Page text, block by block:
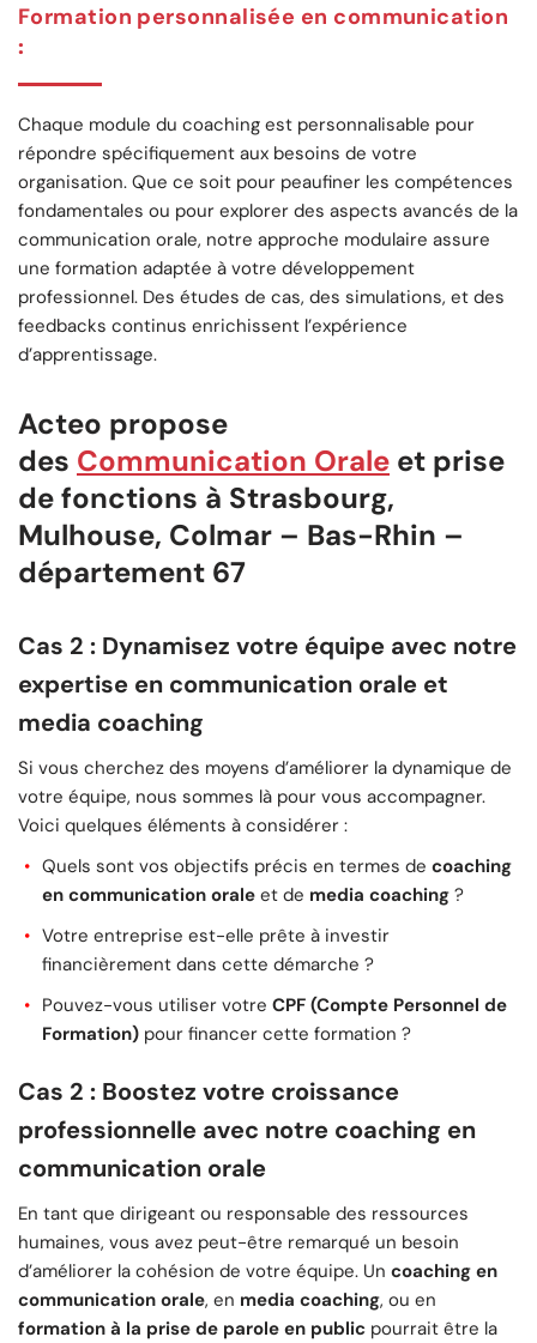
Formation personnalisée en communication
:
Chaque module du coaching est personnalisable pour
répondre spécifiquement aux besoins de votre
organisation. Que ce soit pour peaufiner les compétences
fondamentales ou pour explorer des aspects avancés de la
communication orale, notre approche modulaire assure
une formation adaptée à votre développement
professionnel. Des études de cas, des simulations, et des
feedbacks continus enrichissent l’expérience
d’apprentissage.
Acteo propose
des Communication Orale et prise
de fonctions à Strasbourg,
Mulhouse, Colmar – Bas-Rhin –
département 67
Cas 2 : Dynamisez votre équipe avec notre
expertise en communication orale et
media coaching
Si vous cherchez des moyens d’améliorer la dynamique de
votre équipe, nous sommes là pour vous accompagner.
Voici quelques éléments à considérer :
Quels sont vos objectifs précis en termes de coaching
en communication orale et de media coaching ?
Votre entreprise est-elle prête à investir
financièrement dans cette démarche ?
Pouvez-vous utiliser votre CPF (Compte Personnel de
Formation) pour financer cette formation ?
Cas 2 : Boostez votre croissance
professionnelle avec notre coaching en
communication orale
En tant que dirigeant ou responsable des ressources
humaines, vous avez peut-être remarqué un besoin
d’améliorer la cohésion de votre équipe. Un coaching en
communication orale, en media coaching, ou en
formation à la prise de parole en public pourrait être la